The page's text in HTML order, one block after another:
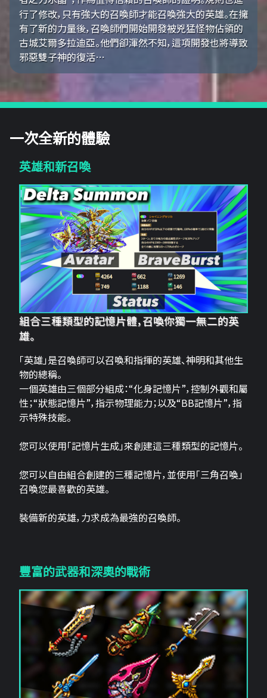
行了修改，只有強大的召喚師才能召喚強大的英雄。在擁
有了新的力量後，召喚師們開始開發被兇猛怪物佔領的
古城艾爾多拉迪亞。他們卻渾然不知，這項開發也將導致
邪惡雙子神的復活…
一次全新的體驗
英雄和新召喚
組合三種類型的記憶片體，召喚你獨一無二的英
雄。
「英雄」是召喚師可以召喚和指揮的英雄、神明和其他生
物的總稱。
一個英雄由三個部分組成：“化身記憶片”，控制外觀和屬
性；“狀態記憶片”，指示物理能力；以及“BB記憶片”，指
示特殊技能。
您可以使用「記憶片生成」來創建這三​​種類型的記憶片。
您可以自由組合創建的三種記憶片，並使用「三角召喚」
召喚您最喜歡的英雄。
裝備新的英雄，力求成為最強的召喚師。
豐富的武器和深奧的戰術